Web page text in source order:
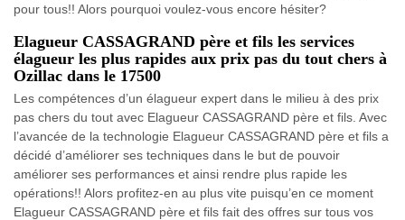
pour tous!! Alors pourquoi voulez-vous encore hésiter?
Elagueur CASSAGRAND père et fils les services
élagueur les plus rapides aux prix pas du tout chers à
Ozillac dans le 17500
Les compétences d’un élagueur expert dans le milieu à des prix
pas chers du tout avec Elagueur CASSAGRAND père et fils. Avec
l’avancée de la technologie Elagueur CASSAGRAND père et fils a
décidé d’améliorer ses techniques dans le but de pouvoir
améliorer ses performances et ainsi rendre plus rapide les
opérations!! Alors profitez-en au plus vite puisqu’en ce moment
Elagueur CASSAGRAND père et fils fait des offres sur tous vos